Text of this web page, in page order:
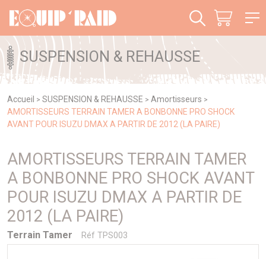
SUSPENSION & REHAUSSE
Accueil > SUSPENSION & REHAUSSE > Amortisseurs >
AMORTISSEURS TERRAIN TAMER A BONBONNE PRO SHOCK
AVANT POUR ISUZU DMAX A PARTIR DE 2012 (LA PAIRE)
AMORTISSEURS TERRAIN TAMER
A BONBONNE PRO SHOCK AVANT
POUR ISUZU DMAX A PARTIR DE
2012 (LA PAIRE)
Terrain Tamer Réf TPS003
Panneau de gestion des cookies